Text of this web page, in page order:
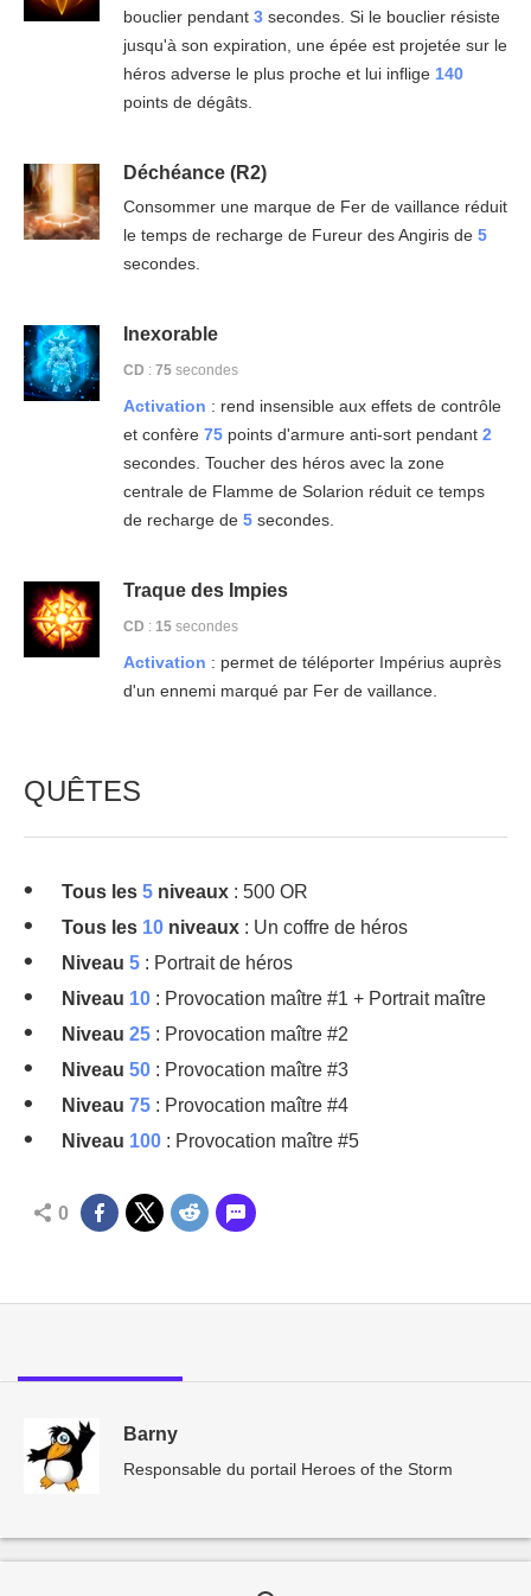
bouclier pendant 3secondes. Si le bouclier résiste
jusqu'à son expiration, une épée est projetée sur le
héros adverse le plus proche et lui inflige 140
points de dégâts.
Déchéance (R2)
Consommer une marque de Fer de vaillance réduit
le temps de recharge de Fureur des Angiris de 5
secondes.
Inexorable
CD : 75secondes
Activation : rend insensible aux effets de contrôle
et confère 75 points d'armure anti-sort pendant 2
secondes. Toucher des héros avec la zone
centrale de Flamme de Solarion réduit ce temps
de recharge de 5secondes.
Traque des Impies
CD : 15secondes
Activation : permet de téléporter Impérius auprès
d'un ennemi marqué par Fer de vaillance.
QUÊTES
Tous les 5 niveaux : 500 OR
Tous les 10 niveaux : Un coffre de héros
Niveau 5 : Portrait de héros
Niveau 10 : Provocation maître #1 + Portrait maître
Niveau 25 : Provocation maître #2
Niveau 50 : Provocation maître #3
Niveau 75 : Provocation maître #4
Niveau 100 : Provocation maître #5
0
Barny
Responsable du portail Heroes of the Storm